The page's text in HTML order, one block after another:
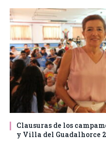
Clausuras de los
y Villa del Guadalhorce